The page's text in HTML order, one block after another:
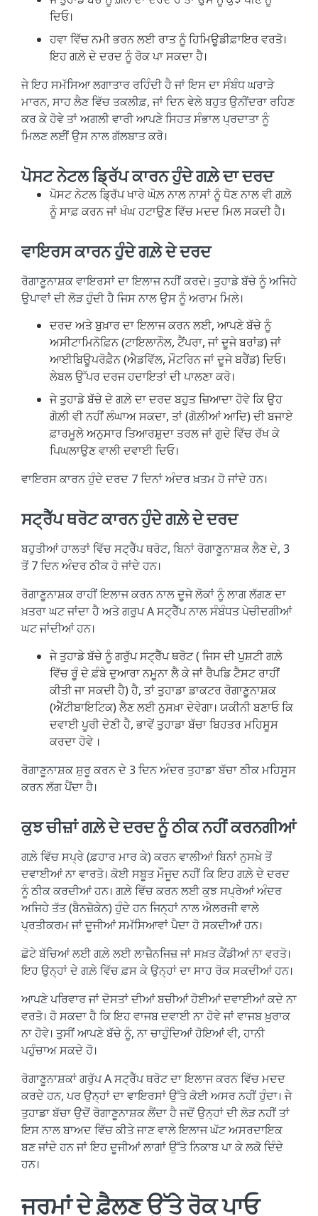
ਦਿਓ।
ਹਵਾ ਵਿੱਚ ਨਮੀ ਭਰਨ ਲਈ ਰਾਤ ਨੂੰ ਹਿਮਿਊਡੀਫ਼ਾਇਰ ਵਰਤੋ।
ਇਹ ਗਲ਼ੇ ਦੇ ਦਰਦ ਨੂੰ ਰੋਕ ਪਾ ਸਕਦਾ ਹੈ।
ਜੇ ਇਹ ਸਮੱਸਿਆ ਲਗਾਤਾਰ ਰਹਿੰਦੀ ਹੈ ਜਾਂ ਇਸ ਦਾ ਸੰਬੰਧ ਘਰਾੜੇ
ਮਾਰਨ, ਸਾਹ ਲੈਣ ਵਿੱਚ ਤਕਲੀਫ਼, ਜਾਂ ਦਿਨ ਵੇਲੇ ਬਹੁਤ ਉਨੀਂਦਰਾ ਰਹਿਣ
ਕਰ ਕੇ ਹੋਵੇ ਤਾਂ ਅਗਲੀ ਵਾਰੀ ਆਪਣੇ ਸਿਹਤ ਸੰਭਾਲ ਪ੍ਰਦਾਤਾ ਨੂੰ
ਮਿਲਣ ਲਈਂ ਉਸ ਨਾਲ ਗੱਲਬਾਤ ਕਰੋ।
ਪੋਸਟ ਨੇਟਲ ਡ੍ਰਿੱਪ ਕਾਰਨ ਹੁੰਦੇ ਗਲ਼ੇ ਦਾ ਦਰਦ
ਪੋਸਟ ਨੇਟਲ ਡ੍ਰਿੱਪ ਖਾਰੇ ਘੋਲ਼ ਨਾਲ ਨਾਸਾਂ ਨੂੰ ਧੋਣ ਨਾਲ ਵੀ ਗਲ਼ੇ
ਨੂੰ ਸਾਫ਼ ਕਰਨ ਜਾਂ ਖੰਘ ਹਟਾਉਣ ਵਿੱਚ ਮਦਦ ਮਿਲ ਸਕਦੀ ਹੈ।
ਵਾਇਰਸ ਕਾਰਨ ਹੁੰਦੇ ਗਲ਼ੇ ਦੇ ਦਰਦ
ਰੋਗਾਣੂਨਾਸ਼ਕ ਵਾਇਰਸਾਂ ਦਾ ਇਲਾਜ ਨਹੀਂ ਕਰਦੇ। ਤੁਹਾਡੇ ਬੱਚੇ ਨੂੰ ਅਜਿਹੇ
ਉਪਾਵਾਂ ਦੀ ਲੋੜ ਹੁੰਦੀ ਹੈ ਜਿਸ ਨਾਲ ਉਸ ਨੂੰ ਅਰਾਮ ਮਿਲੇ।
ਦਰਦ ਅਤੇ ਬੁਖ਼ਾਰ ਦਾ ਇਲਾਜ ਕਰਨ ਲਈ, ਆਪਣੇ ਬੱਚੇ ਨੂੰ
ਅਸੀਟਾਮਿਨੋਫ਼ਿਨ (ਟਾਇਲਾਨੌਲ, ਟੈਂਪਰਾ, ਜਾਂ ਦੂਜੇ ਬਰਾਂਡ) ਜਾਂ
ਆਈਬਿਊਪਰੋਫ਼ੈਨ (ਐਡਵਿੱਲ, ਮੌਟਰਿਨ ਜਾਂ ਦੂਜੇ ਬਰੈਂਡ) ਦਿਓ।
ਲੇਬਲ ਉੱਪਰ ਦਰਜ ਹਦਾਇਤਾਂ ਦੀ ਪਾਲਣਾ ਕਰੋ।
ਜੇ ਤੁਹਾਡੇ ਬੱਚੇ ਦੇ ਗਲ਼ੇ ਦਾ ਦਰਦ ਬਹੁਤ ਜ਼ਿਆਦਾ ਹੋਵੇ ਕਿ ਉਹ
ਗੋਲ਼ੀ ਵੀ ਨਹੀਂ ਲੰਘਾਅ ਸਕਦਾ, ਤਾਂ (ਗੋਲ਼ੀਆਂ ਆਦਿ) ਦੀ ਬਜਾਏ
ਫ਼ਾਰਮੂਲੇ ਅਨੁਸਾਰ ਤਿਆਰਸ਼ੁਦਾ ਤਰਲ ਜਾਂ ਗੁਦੇ ਵਿੱਚ ਰੱਖ ਕੇ
ਪਿਘਲਾਉਣ ਵਾਲੀ ਦਵਾਈ ਦਿਓ।
ਵਾਇਰਸ ਕਾਰਨ ਹੁੰਦੇ ਦਰਦ 7 ਦਿਨਾਂ ਅੰਦਰ ਖ਼ਤਮ ਹੋ ਜਾਂਦੇ ਹਨ।
ਸਟ੍ਰੈੱਪ ਥਰੋਟ ਕਾਰਨ ਹੁੰਦੇ ਗਲ਼ੇ ਦੇ ਦਰਦ
ਬਹੁਤੀਆਂ ਹਾਲਤਾਂ ਵਿੱਚ ਸਟ੍ਰੈੱਪ ਥਰੋਟ, ਬਿਨਾਂ ਰੋਗਾਣੂਨਾਸ਼ਕ ਲੈਣ ਦੇ, 3
ਤੋਂ 7 ਦਿਨ ਅੰਦਰ ਠੀਕ ਹੋ ਜਾਂਦੇ ਹਨ।
ਰੋਗਾਣੂਨਾਸ਼ਕ ਰਾਹੀਂ ਇਲਾਜ ਕਰਨ ਨਾਲ ਦੂਜੇ ਲੋਕਾਂ ਨੂੰ ਲਾਗ ਲੱਗਣ ਦਾ
ਖ਼ਤਰਾ ਘਟ ਜਾਂਦਾ ਹੈ ਅਤੇ ਗਰੁਪ A ਸਟ੍ਰੈੱਪ ਨਾਲ ਸੰਬੰਧਤ ਪੇਚੀਦਗੀਆਂ
ਘਟ ਜਾਂਦੀਆਂ ਹਨ।
ਜੇ ਤੁਹਾਡੇ ਬੱਚੇ ਨੂੰ ਗਰੁੱਪ ਸਟ੍ਰੈੱਪ ਥਰੋਟ ( ਜਿਸ ਦੀ ਪੁਸ਼ਟੀ ਗਲ਼ੇ
ਵਿੱਚ ਰੂੰ ਦੇ ਫ਼ੰਬੇ ਦੁਆਰਾ ਨਮੂਨਾ ਲੈ ਕੇ ਜਾਂ ਰੈਪਡਿ ਟੈਸਟ ਰਾਹੀਂ
ਕੀਤੀ ਜਾ ਸਕਦੀ ਹੈ) ਹੈ, ਤਾਂ ਤੁਹਾਡਾ ਡਾਕਟਰ ਰੋਗਾਣੂਨਾਸ਼ਕ
(ਐਂਟੀਬਾਇਟਿਕ) ਲੈਣ ਲਈ ਨੁਸਖ਼ਾ ਦੇਵੇਗਾ। ਯਕੀਨੀ ਬਣਾਓ ਕਿ
ਦਵਾਈ ਪੂਰੀ ਦੇਣੀ ਹੈ, ਭਾਵੇਂ ਤੁਹਾਡਾ ਬੱਚਾ ਬਿਹਤਰ ਮਹਿਸੂਸ
ਕਰਦਾ ਹੋਵੇ ।
ਰੋਗਾਣੂਨਾਸ਼ਕ ਸ਼ੁਰੂ ਕਰਨ ਦੇ 3 ਦਿਨ ਅੰਦਰ ਤੁਹਾਡਾ ਬੱਚਾ ਠੀਕ ਮਹਿਸੂਸ
ਕਰਨ ਲੱਗ ਪੈਂਦਾ ਹੈ।
ਕੁਝ ਚੀਜ਼ਾਂ ਗਲ਼ੇ ਦੇ ਦਰਦ ਨੂੰ ਠੀਕ ਨਹੀਂ ਕਰਨਗੀਆਂ
ਗਲ਼ੇ ਵਿੱਚ ਸਪ੍ਰੇ (ਫ਼ਹਾਰ ਮਾਰ ਕੇ) ਕਰਨ ਵਾਲੀਆਂ ਬਿਨਾਂ ਨੁਸਖ਼ੇ ਤੋਂ
ਦਵਾਈਆਂ ਨਾ ਵਾਰਤੋ। ਕੋਈ ਸਬੂਤ ਮੌਜੂਦ ਨਹੀਂ ਕਿ ਇਹ ਗਲ਼ੇ ਦੇ ਦਰਦ
ਨੂੰ ਠੀਕ ਕਰਦੀਆਂ ਹਨ। ਗਲ਼ੇ ਵਿੱਚ ਕਰਨ ਲਈ ਕੁਝ ਸਪ੍ਰੇਆਂ ਅੰਦਰ
ਅਜਿਹੇ ਤੱਤ (ਬੈਨਜ਼ੋਕੇਨ) ਹੁੰਦੇ ਹਨ ਜਿਨ੍ਹਾਂ ਨਾਲ ਐਲਰਜੀ ਵਾਲੇ
ਪ੍ਰਤੀਕਰਮ ਜਾਂ ਦੂਜੀਆਂ ਸਮੱਸਿਆਵਾਂ ਪੈਦਾ ਹੋ ਸਕਦੀਆਂ ਹਨ।
ਛੋਟੇ ਬੱਚਿਆਂ ਲਈ ਗਲ਼ੇ ਲਈ ਲਾਜ਼ੈਨਜਿਜ਼ ਜਾਂ ਸਖ਼ਤ ਕੈਂਡੀਆਂ ਨਾ ਵਰਤੋ।
ਇਹ ਉਨ੍ਹਾਂ ਦੇ ਗਲ਼ੇ ਵਿੱਚ ਫ਼ਸ ਕੇ ਉਨ੍ਹਾਂ ਦਾ ਸਾਹ ਰੋਕ ਸਕਦੀਆਂ ਹਨ।
ਆਪਣੇ ਪਰਿਵਾਰ ਜਾਂ ਦੋਸਤਾਂ ਦੀਆਂ ਬਚੀਆਂ ਹੋਈਆਂ ਦਵਾਈਆਂ ਕਦੇ ਨਾ
ਵਰਤੋ। ਹੋ ਸਕਦਾ ਹੈ ਕਿ ਇਹ ਵਾਜਬ ਦਵਾਈ ਨਾ ਹੋਵੇ ਜਾਂ ਵਾਜਬ ਖ਼ੁਰਾਕ
ਨਾ ਹੋਵੇ। ਤੁਸੀਂ ਆਪਣੇ ਬੱਚੇ ਨੂੰ, ਨਾ ਚਾਹੁੰਦਿਆਂ ਹੋਇਆਂ ਵੀ, ਹਾਨੀ
ਪਹੁੰਚਾਅ ਸਕਦੇ ਹੋ।
ਰੋਗਾਣੂਨਾਸ਼ਕਾਂ ਗਰੁੱਪ A ਸਟ੍ਰੈੱਪ ਥਰੋਟ ਦਾ ਇਲਾਜ ਕਰਨ ਵਿੱਚ ਮਦਦ
ਕਰਦੇ ਹਨ, ਪਰ ਉਨ੍ਹਾਂ ਦਾ ਵਾਇਰਸਾਂ ਉੱਤੇ ਕੋਈ ਅਸਰ ਨਹੀਂ ਹੁੰਦਾ। ਜੇ
ਤੁਹਾਡਾ ਬੱਚਾ ਉਦੋਂ ਰੋਗਾਣੂਨਾਸ਼ਕ ਲੈਂਦਾ ਹੈ ਜਦੋਂ ਉਨ੍ਹਾਂ ਦੀ ਲੋੜ ਨਹੀਂ ਤਾਂ
ਇਸ ਨਾਲ ਬਾਅਦ ਵਿੱਚ ਕੀਤੇ ਜਾਣ ਵਾਲੇ ਇਲਾਜ ਘੱਟ ਅਸਰਦਾਇਕ
ਬਣ ਜਾਂਦੇ ਹਨ ਜਾਂ ਇਹ ਦੂਜੀਆਂ ਲਾਗਾਂ ਉੱਤੇ ਨਿਕਾਬ ਪਾ ਕੇ ਲਕੋ ਦਿੰਦੇ
ਹਨ।
ਜਰਮਾਂ ਦੇ ਫ਼ੈਲਣ ਉੱਤੇ ਰੋਕ ਪਾਓ